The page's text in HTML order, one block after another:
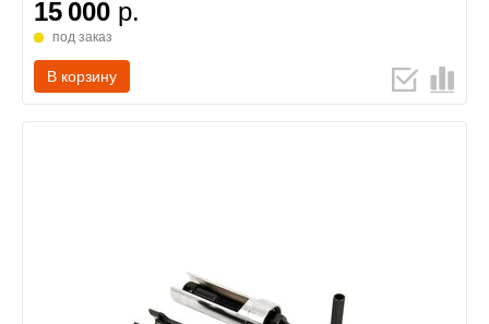
15 000 р.
под заказ
В корзину